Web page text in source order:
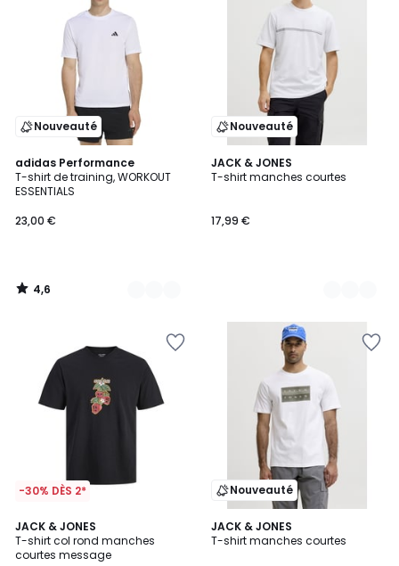
Nouveauté
adidas Performance
T-shirt de training, WORKOUT
ESSENTIALS
23,00 €
4,6
/ 5
3
Couleurs
4,6
/
Nouveauté
JACK & JONES
T-shirt manches courtes
17,99 €
3
Couleurs
-30% DÈS 2*
JACK & JONES
T-shirt col rond manches
courtes message
5
/
5
3
Couleurs
Nouveauté
JACK & JONES
T-shirt manches courtes
2
Couleurs